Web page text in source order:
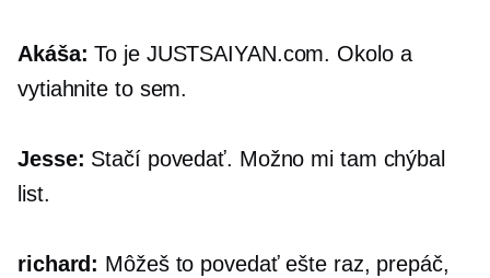
Akáša: To je JUSTSAIYAN.com. Okolo a
vytiahnite to sem.
Jesse: Stačí povedať. Možno mi tam chýbal
list.
richard: Môžeš to povedať ešte raz, prepáč,